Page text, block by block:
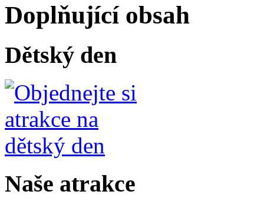
Doplňující obsah
Dětský den
Naše atrakce